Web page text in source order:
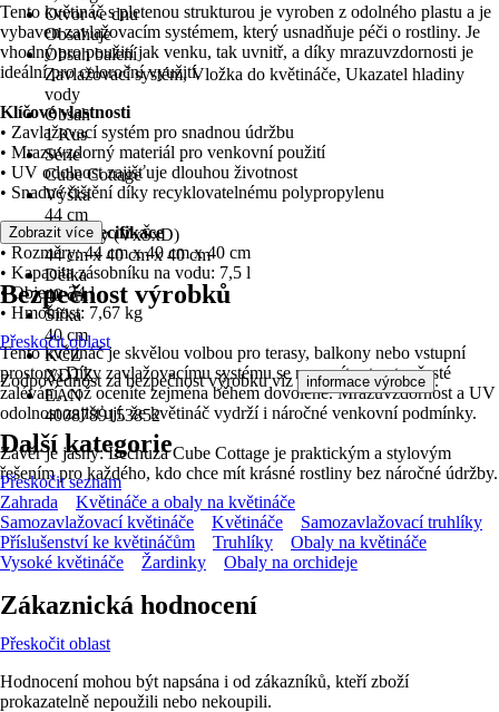
Otvor ve dnu
Obsahuje
Obsah balení
Zavlažovací systém, Vložka do květináče, Ukazatel hladiny
vody
Obsah
1 Kus
Série
Cube Cottage
Výška
44 cm
Rozměry (VxŠxD)
44 cm x 40 cm x 40 cm
Délka
40 cm
Šířka
40 cm
KČZ
XDTZ
EAN
4008789153852
Tento květináč s pletenou strukturou je vyroben z odolného plastu a je
vybaven zavlažovacím systémem, který usnadňuje péči o rostliny. Je
vhodný pro použití jak venku, tak uvnitř, a díky mrazuvzdornosti je
ideální pro celoroční využití.
Klíčové vlastnosti
• Zavlažovací systém pro snadnou údržbu
• Mrazuvzdorný materiál pro venkovní použití
• UV odolnost zajišťuje dlouhou životnost
• Snadné čištění díky recyklovatelnému polypropylenu
Technická specifikace
• Rozměry: 44 cm x 40 cm x 40 cm
• Kapacita zásobníku na vodu: 7,5 l
• Objem: 34 l
• Hmotnost: 7,67 kg
Tento květináč je skvělou volbou pro terasy, balkony nebo vstupní
prostory. Díky zavlažovacímu systému se nemusíte starat o časté
zalévání, což oceníte zejména během dovolené. Mrazuvzdornost a UV
odolnost zajišťují, že květináč vydrží i náročné venkovní podmínky.
Závěr je jasný: Lechuza Cube Cottage je praktickým a stylovým
řešením pro každého, kdo chce mít krásné rostliny bez náročné údržby.
Zobrazit více
Bezpečnost výrobků
Přeskočit oblast
Zodpovědnost za bezpečnost výrobku viz informace výrobce .
Další kategorie
Přeskočit seznam
Zahrada
Květináče a obaly na květináče
Samozavlažovací květináče
Květináče
Samozavlažovací truhlíky
Příslušenství ke květináčům
Truhlíky
Obaly na květináče
Vysoké květináče
Žardinky Obaly na orchideje
Zákaznická hodnocení
Přeskočit oblast
Hodnocení mohou být napsána i od zákazníků, kteří zboží
prokazatelně nepoužili nebo nekoupili.